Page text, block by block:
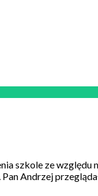
szkole ze
Andrzej